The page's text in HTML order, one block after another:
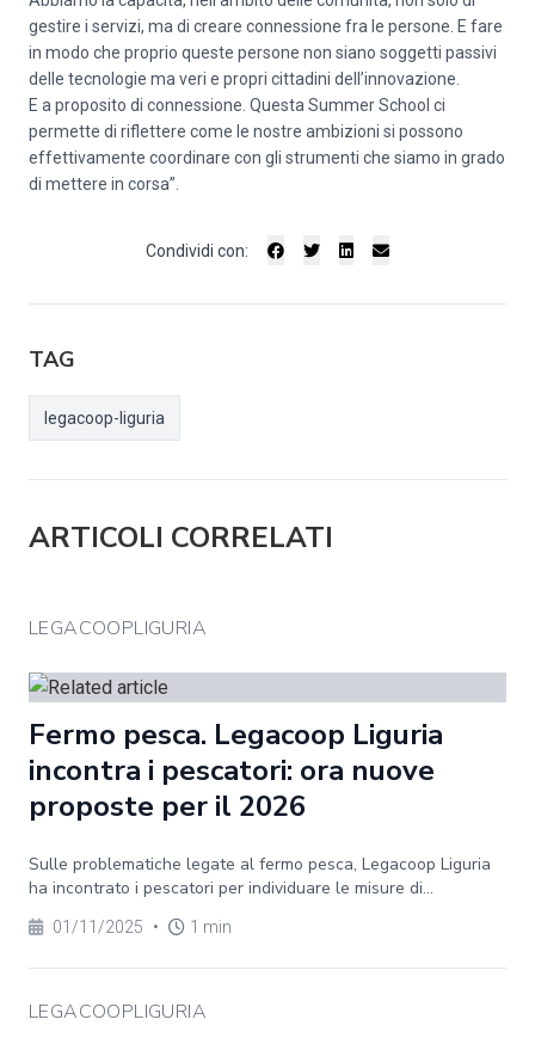
gestire i servizi, ma di creare connessione fra le persone. E fare
in modo che proprio queste persone non siano soggetti passivi
delle tecnologie ma veri e propri cittadini dell’innovazione.
E a proposito di connessione. Questa Summer School ci
permette di riflettere come le nostre ambizioni si possono
effettivamente coordinare con gli strumenti che siamo in grado
di mettere in corsa”.
Condividi con:
TAG
legacoop-liguria
ARTICOLI CORRELATI
LEGACOOPLIGURIA
Fermo pesca. Legacoop Liguria
incontra i pescatori: ora nuove
proposte per il 2026
Sulle problematiche legate al fermo pesca, Legacoop Liguria
ha incontrato i pescatori per individuare le misure di...
01/11/2025 • 1 min
LEGACOOPLIGURIA